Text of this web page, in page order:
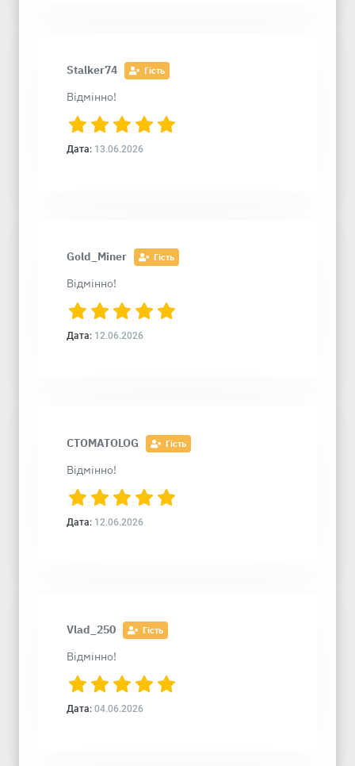
Stalker74 Гість
Відмінно!
Дата: 13.06.2026
Gold_Miner Гість
Відмінно!
Дата: 12.06.2026
CTOMATOLOG Гість
Відмінно!
Дата: 12.06.2026
Vlad_250 Гість
Відмінно!
Дата: 04.06.2026